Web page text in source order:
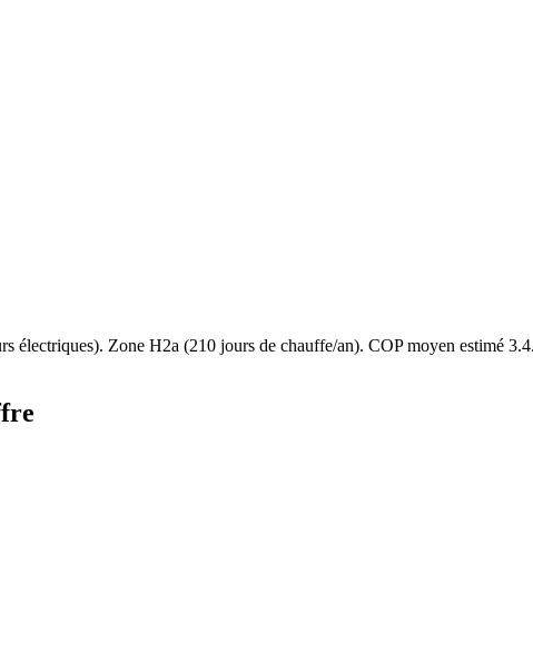
électriques). Zone H2a (210 jours de chauffe/an). COP moyen estimé 3.4